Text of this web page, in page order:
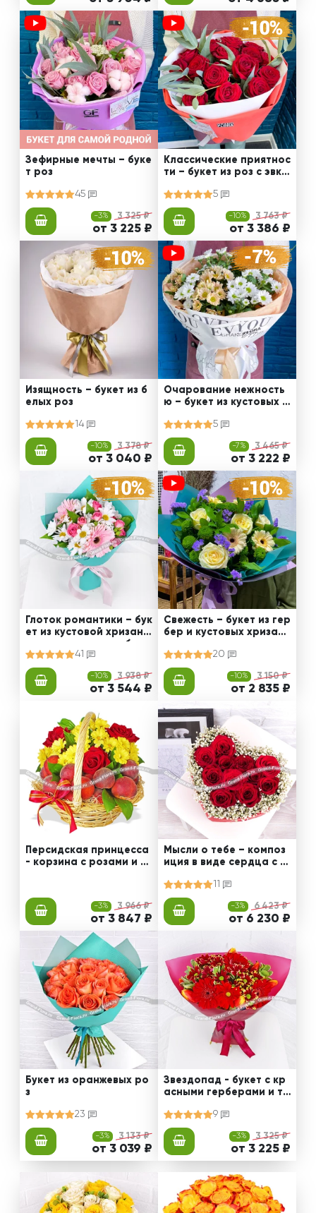
Зефирные мечты – буке
т роз
45
-3% 3 325 ₽
от 3 225 ₽
Классические приятнос
ти – букет из роз с эвка
5
-10% 3 763 ₽
от 3 386 ₽
Изящность – букет из б
елых роз
14
-10% 3 378 ₽
от 3 040 ₽
Очарование нежность
ю – букет из кустовых х
5
-7% 3 465 ₽
от 3 222 ₽
Глоток романтики – бук
ет из кустовой хризант
емы и розовых гербер
41
-10% 3 938 ₽
от 3 544 ₽
Свежесть – букет из гер
бер и кустовых хризант
20
-10% 3 150 ₽
от 2 835 ₽
Персидская принцесса
- корзина с розами и п
-3% 3 966 ₽
от 3 847 ₽
Мысли о тебе – композ
иция в виде сердца с к
11
-3% 6 423 ₽
от 6 230 ₽
Букет из оранжевых ро
з
23
-3% 3 133 ₽
от 3 039 ₽
Звездопад - букет с кр
асными герберами и т
9
-3% 3 325 ₽
от 3 225 ₽